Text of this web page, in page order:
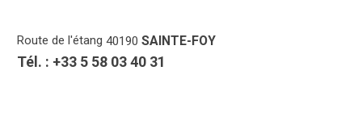
Route de l'étang 40190 SAINTE-FOY
Tél. : +33 5 58 03 40 31